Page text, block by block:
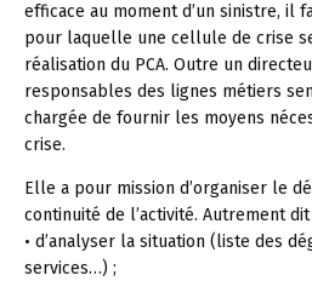
efficace au moment d’un sinistre, il
pour laquelle une cellule de crise
réalisation du PCA. Outre un
responsables des lignes métiers
chargée de fournir les moyens
crise.
Elle a pour mission d’organiser le
continuité de l’activité. Autrement dit
• d’analyser la situation (liste des
services…) ;